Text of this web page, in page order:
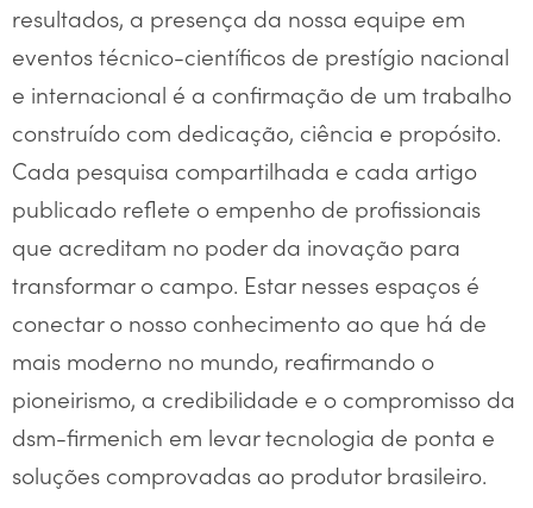
resultados, a presença da nossa equipe em
eventos técnico-científicos de prestígio nacional
e internacional é a confirmação de um trabalho
construído com dedicação, ciência e propósito.
Cada pesquisa compartilhada e cada artigo
publicado reflete o empenho de profissionais
que acreditam no poder da inovação para
transformar o campo. Estar nesses espaços é
conectar o nosso conhecimento ao que há de
mais moderno no mundo, reafirmando o
pioneirismo, a credibilidade e o compromisso da
dsm-firmenich em levar tecnologia de ponta e
soluções comprovadas ao produtor brasileiro.